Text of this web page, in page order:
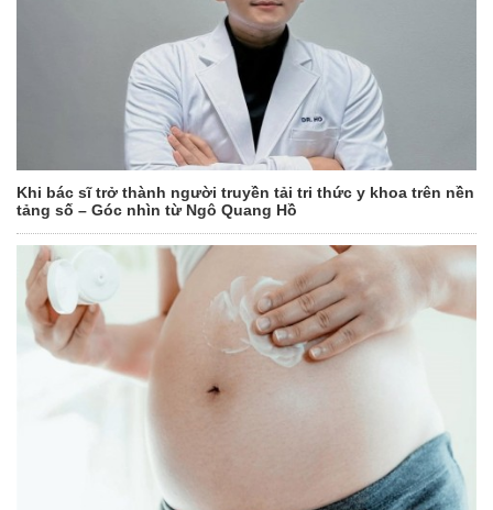
Khi bác sĩ trở thành người truyền tải tri thức y khoa trên nền
tảng số – Góc nhìn từ Ngô Quang Hồ